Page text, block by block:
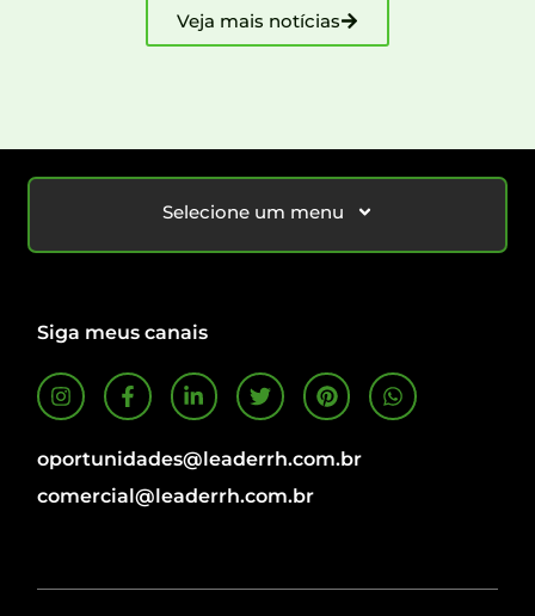
Veja mais notícias
Selecione um menu
Siga meus canais
oportunidades@leaderrh.com.br
comercial@leaderrh.com.br